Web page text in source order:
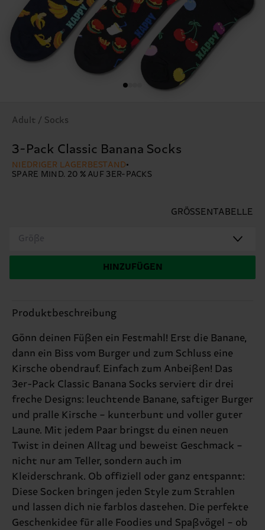
Adult / Socks
3-Pack Classic Banana Socks
NIEDRIGER LAGERBESTAND
SPARE MIND. 20 % AUF 3ER-PACKS
GRÖSSENTABELLE
Größe
HINZUFÜGEN
Produktbeschreibung
Gönn deinen Füßen ein Festmahl! Erst die Banane,
dann ein Biss vom Burger und zum Schluss eine
Kirsche obendrauf. Einfach zum Anbeißen! Das
3er-Pack Classic Banana Socks serviert dir drei
freche Designs: leuchtende Banane, saftiger Burger
und pralle Kirsche – kunterbunt und voller guter
Laune. Mit jedem Paar bringst du einen neuen
Twist in deinen Alltag und beweist Geschmack –
nicht nur am Teller, sondern auch im
Kleiderschrank. Ob offiziell oder ganz entspannt:
Diese Socken bringen jeden Style zum Strahlen
und lassen dich nie farblos dastehen. Die perfekte
Geschenkidee für alle Foodies und Spaßvögel – ob